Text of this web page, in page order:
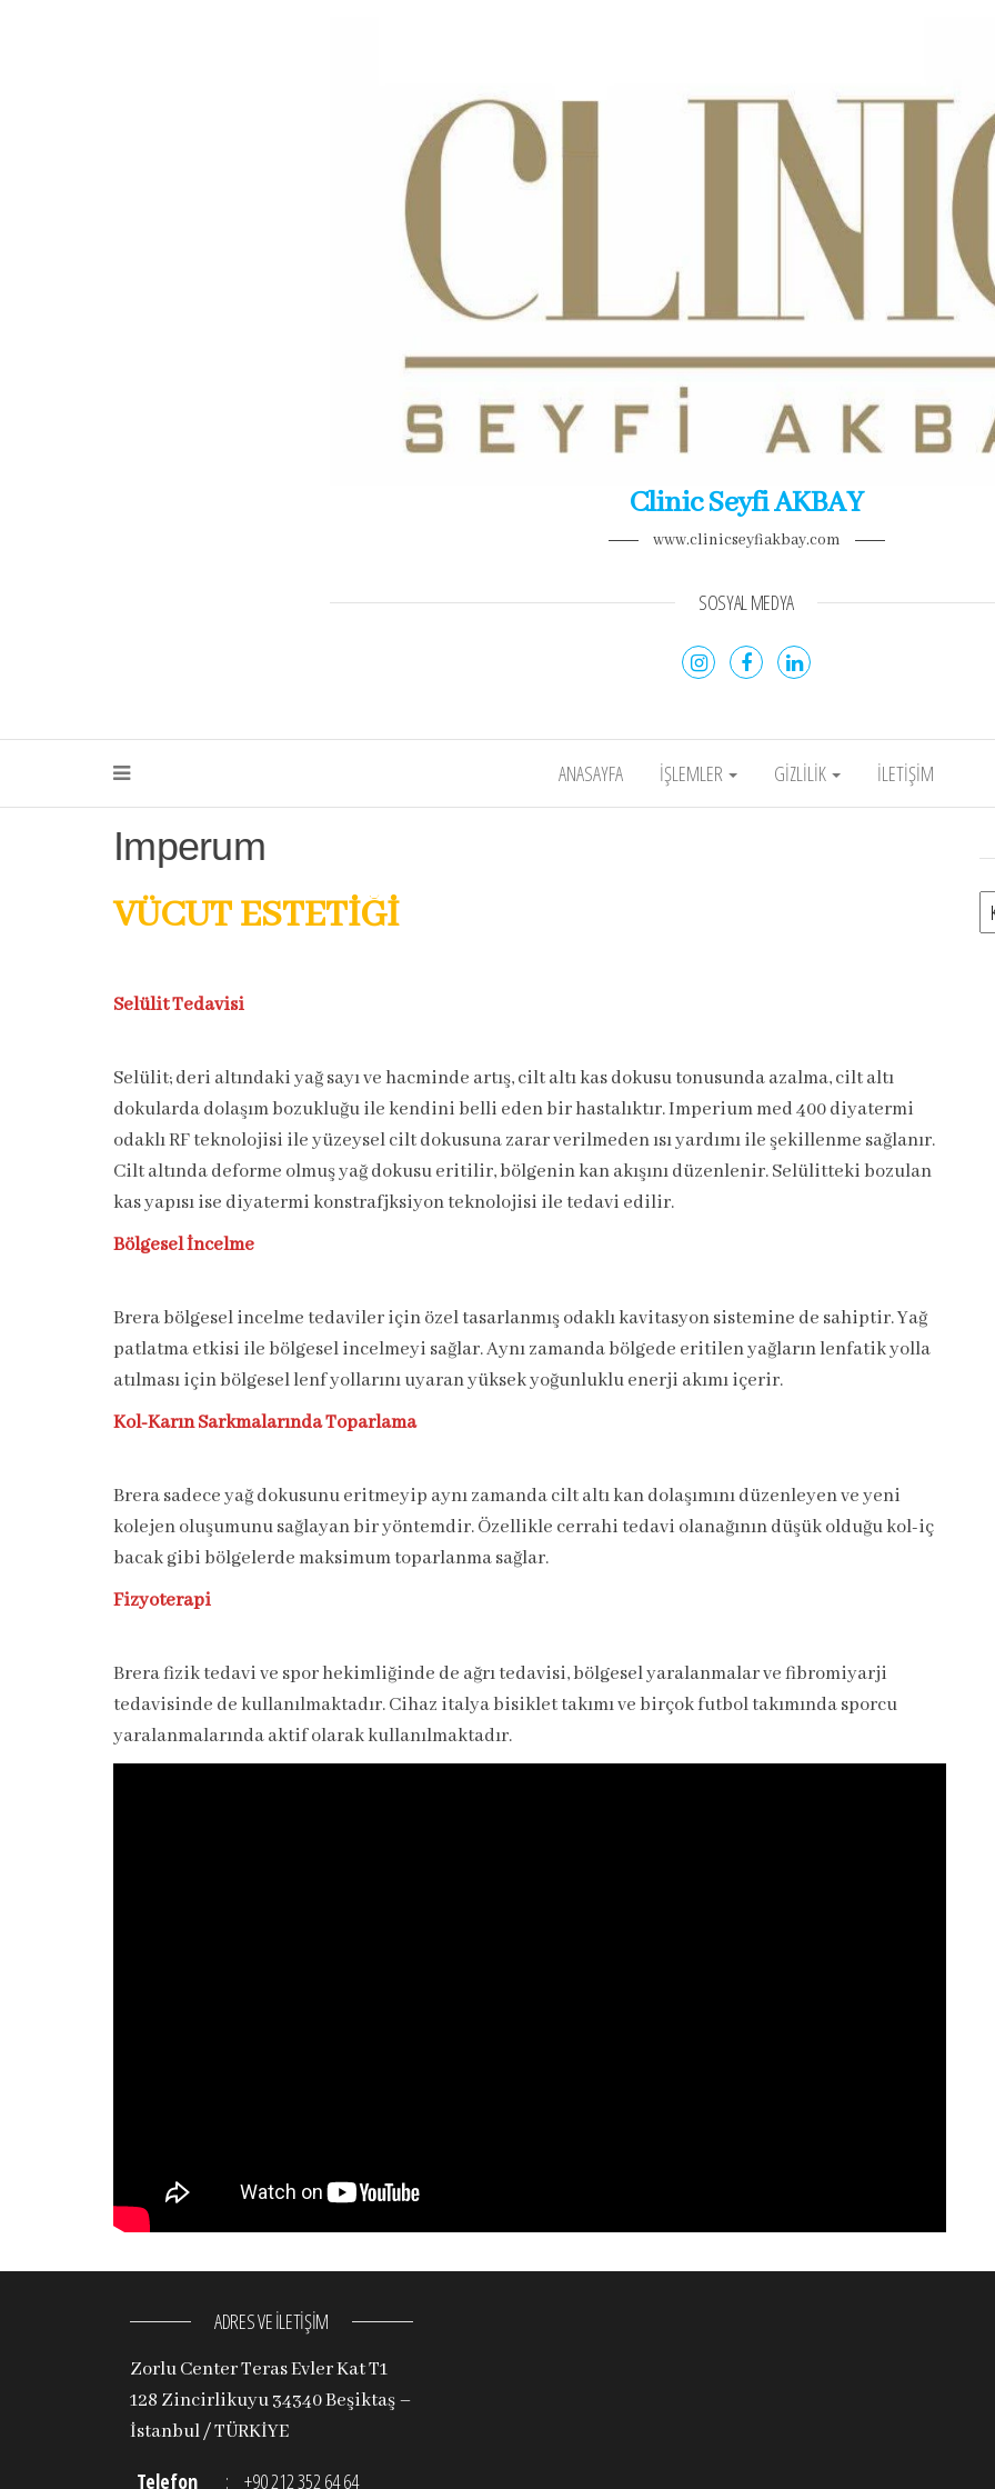
Clinic Seyfi AKBAY
www.clinicseyfiakbay.com
SOSYAL MEDYA
ANASAYFA İŞLEMLER GIZLILIK İLETIŞIM
Imperum
VÜCUT ESTETİĞİ
Selülit Tedavisi
Selülit; deri altındaki yağ sayı ve hacminde artış, cilt altı kas dokusu tonusunda azalma, cilt altı
dokularda dolaşım bozukluğu ile kendini belli eden bir hastalıktır. Imperium med 400 diyatermi
odaklı RF teknolojisi ile yüzeysel cilt dokusuna zarar verilmeden ısı yardımı ile şekillenme sağlanır.
Cilt altında deforme olmuş yağ dokusu eritilir, bölgenin kan akışını düzenlenir. Selülitteki bozulan
kas yapısı ise diyatermi konstrafjksiyon teknolojisi ile tedavi edilir.
Bölgesel İncelme
Brera bölgesel incelme tedaviler için özel tasarlanmış odaklı kavitasyon sistemine de sahiptir. Yağ
patlatma etkisi ile bölgesel incelmeyi sağlar. Aynı zamanda bölgede eritilen yağların lenfatik yolla
atılması için bölgesel lenf yollarını uyaran yüksek yoğunluklu enerji akımı içerir.
Kol-Karın Sarkmalarında Toparlama
Brera sadece yağ dokusunu eritmeyip aynı zamanda cilt altı kan dolaşımını düzenleyen ve yeni
kolejen oluşumunu sağlayan bir yöntemdir. Özellikle cerrahi tedavi olanağının düşük olduğu kol-iç
bacak gibi bölgelerde maksimum toparlanma sağlar.
Fizyoterapi
Brera fizik tedavi ve spor hekimliğinde de ağrı tedavisi, bölgesel yaralanmalar ve fibromiyarji
tedavisinde de kullanılmaktadır. Cihaz italya bisiklet takımı ve birçok futbol takımında sporcu
yaralanmalarında aktif olarak kullanılmaktadır.
ADRES VE İLETİŞİM
Zorlu Center Teras Evler Kat T1
128 Zincirlikuyu 34340 Beşiktaş –
İstanbul / TÜRKİYE
Telefon : +90 212 352 64 64